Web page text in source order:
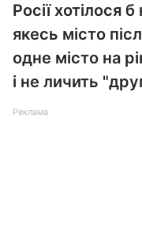
Росії хотілося
якесь місто
одне місто на
і не личить
Реклама